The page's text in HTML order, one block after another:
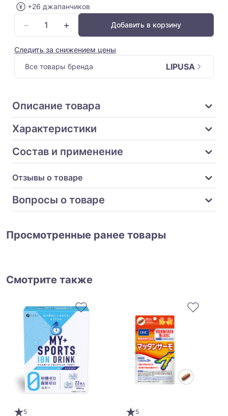
+26 джапанчиков
− + Добавить в корзину
Следить за снижением цены
Все товары бренда
LIPUSA
Описание товара
Характеристики
Состав и применение
Отзывы о товаре
Вопросы о товаре
Просмотренные ранее товары
Смотрите также
5
5